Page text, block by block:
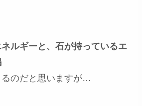
ルギーと、石が持っているエ
のだと思いますが…